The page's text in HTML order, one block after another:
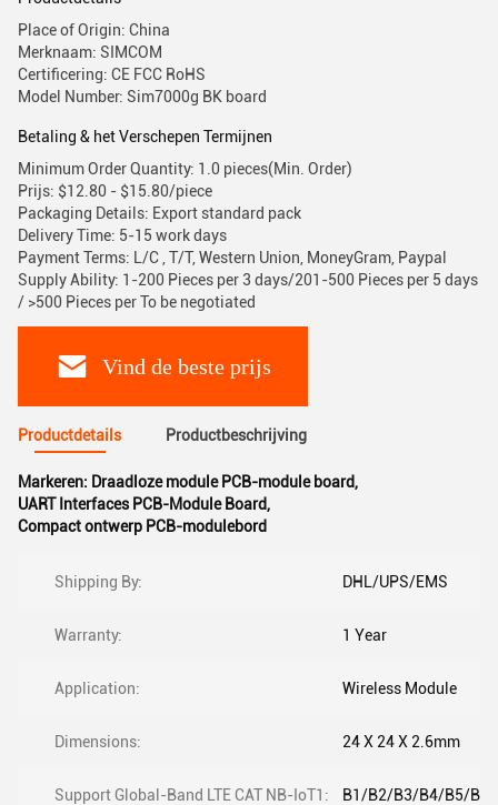
Place of Origin: China
Merknaam: SIMCOM
Certificering: CE FCC RoHS
Model Number: Sim7000g BK board
Betaling & het Verschepen Termijnen
Minimum Order Quantity: 1.0 pieces(Min. Order)
Prijs: $12.80 - $15.80/piece
Packaging Details: Export standard pack
Delivery Time: 5-15 work days
Payment Terms: L/C , T/T, Western Union, MoneyGram, Paypal
Supply Ability: 1-200 Pieces per 3 days/201-500 Pieces per 5 days
/ >500 Pieces per To be negotiated
Vind de beste prijs
Productdetails Productbeschrijving
Markeren: Draadloze module PCB-module board,
UART Interfaces PCB-Module Board,
Compact ontwerp PCB-modulebord
Shipping By: DHL/UPS/EMS
Warranty: 1 Year
Application: Wireless Module
Dimensions: 24 X 24 X 2.6mm
Support Global-Band LTE CAT NB-IoT1: B1/B2/B3/B4/B5/